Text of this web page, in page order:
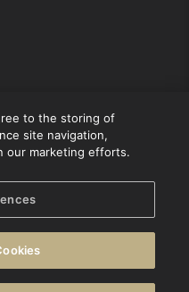
to the storing of
site navigation,
our marketing efforts.